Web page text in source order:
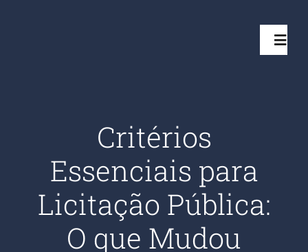
Critérios
Essenciais para
Licitação Pública:
O que Mudou